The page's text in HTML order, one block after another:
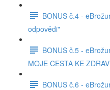
BONUS č.4 -
odpovědi"
BONUS č.5 -
MOJE CESTA KE
BONUS č.6 -